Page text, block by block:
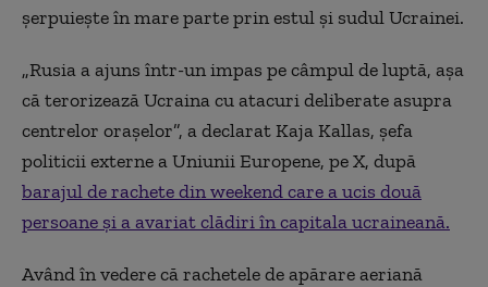
șerpuiește în mare parte prin estul și sudul Ucrainei.
„Rusia a ajuns într-un impas pe câmpul de luptă, așa
că terorizează Ucraina cu atacuri deliberate asupra
centrelor orașelor”, a declarat Kaja Kallas, șefa
politicii externe a Uniunii Europene, pe X, după
barajul de rachete din weekend care a ucis două
persoane și a avariat clădiri în capitala ucraineană.
Având în vedere că rachetele de apărare aeriană